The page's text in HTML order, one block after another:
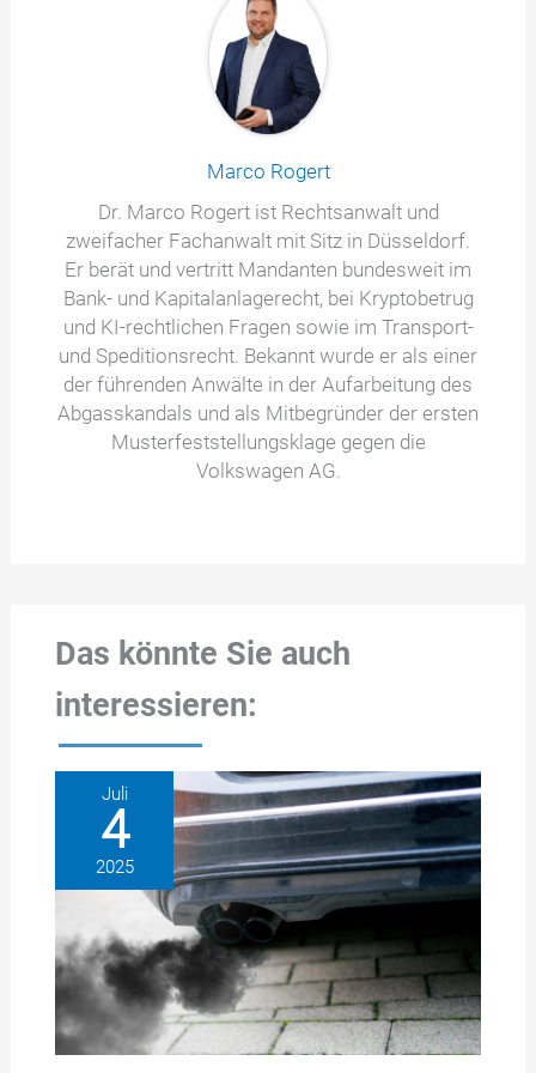
Marco Rogert
Dr. Marco Rogert ist Rechtsanwalt und
zweifacher Fachanwalt mit Sitz in Düsseldorf.
Er berät und vertritt Mandanten bundesweit im
Bank- und Kapitalanlagerecht, bei Kryptobetrug
und KI-rechtlichen Fragen sowie im Transport-
und Speditionsrecht. Bekannt wurde er als einer
der führenden Anwälte in der Aufarbeitung des
Abgasskandals und als Mitbegründer der ersten
Musterfeststellungsklage gegen die
Volkswagen AG.
Das könnte Sie auch
interessieren:
Juli
4
2025